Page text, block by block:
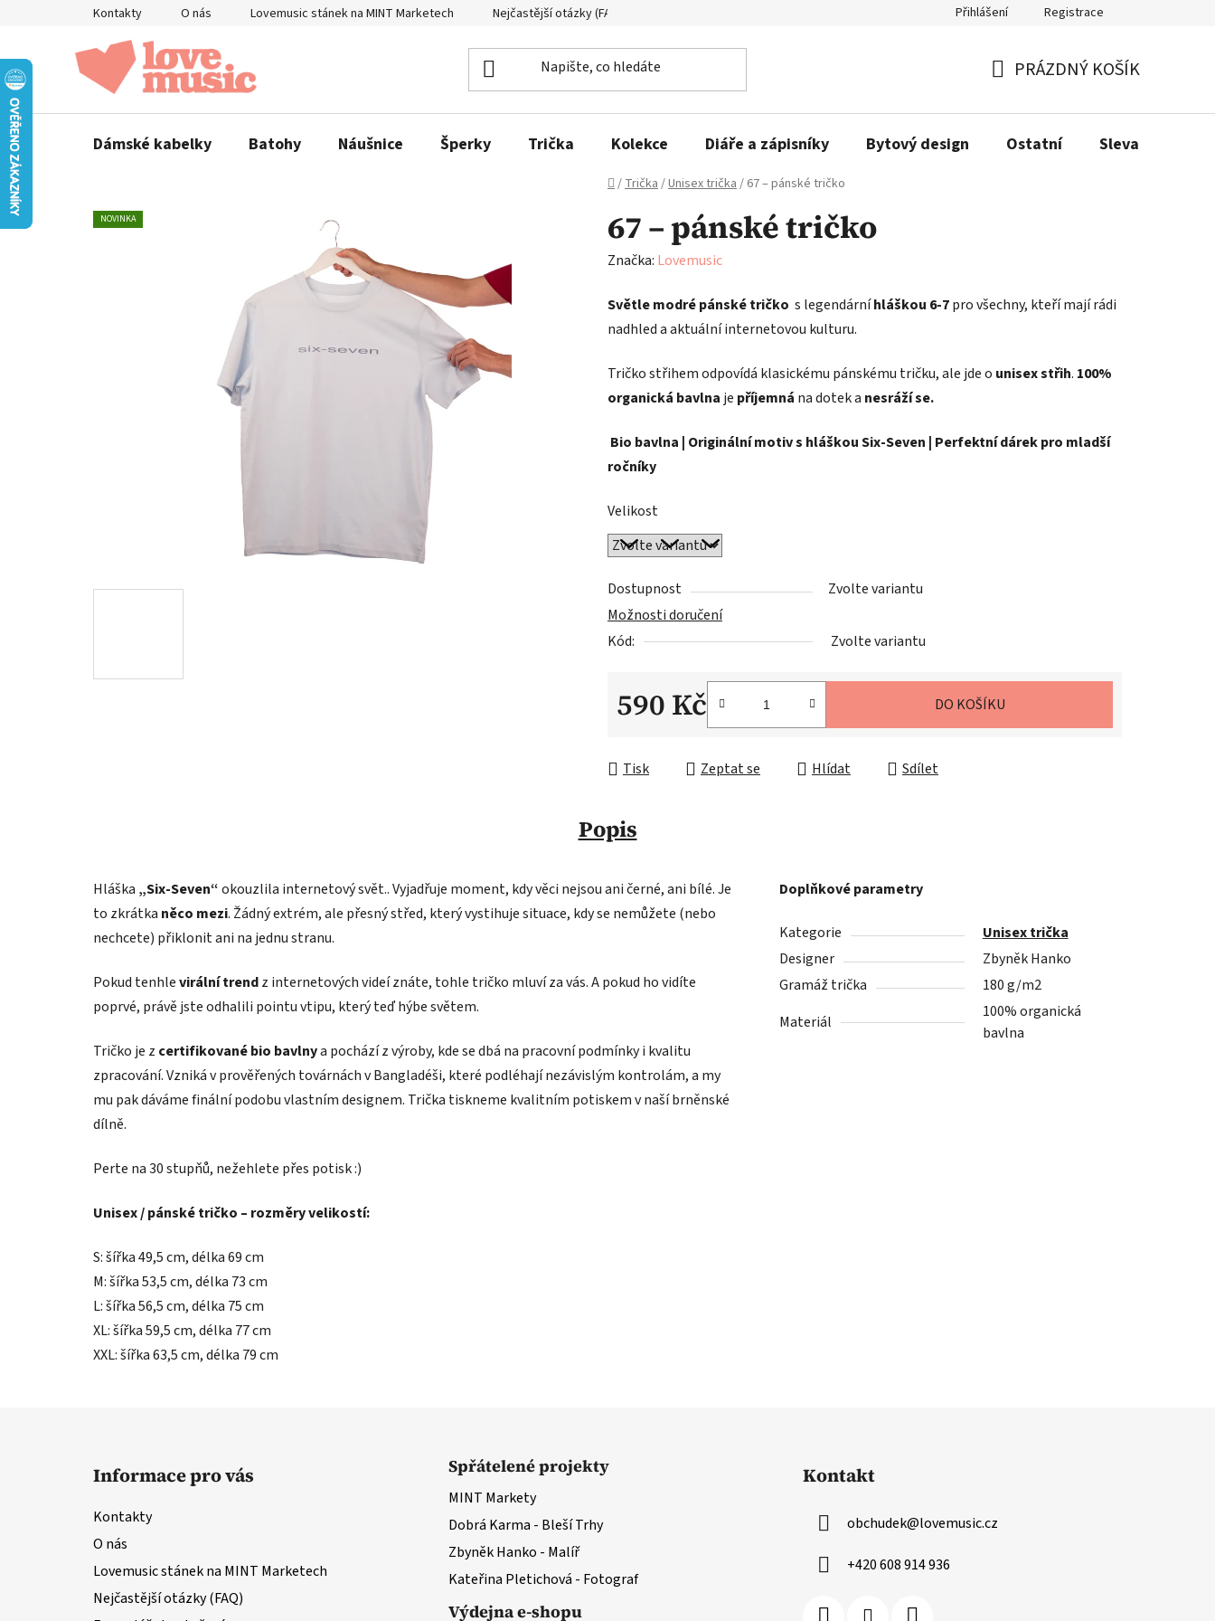
Kontakty O nás Lovemusic stánek na MINT Marketech Nejčastější otázky (FAQ) Podmínky ochrany osobních údajů
Přihlášení Registrace
KOŠÍK
PRÁZDNÝ KOŠÍK
Dámské kabelky Batohy Náušnice Šperky Trička Kolekce Diáře a zápisníky Bytový design Ostatní Sleva
Domů
/Trička/Unisex trička/ 67 – pánské tričko
67 – pánské tričko
Značka: Lovemusic
Světle modré pánské tričko s legendárníhláškou 6-7pro všechny, kteří mají rádi
nadhled a aktuální internetovou kulturu.
Tričko střihem odpovídá klasickému pánskému tričku, ale jde o unisex střih. 100%
organická bavlna je příjemná na dotek a nesráží se.
Bio bavlna | Originální motiv s hláškou Six-Seven | Perfektní dárek pro mladší
ročníky
Velikost
Dostupnost
Zvolte variantu
Možnosti doručení
Kód:
Zvolte variantu
590 Kč DO KOŠÍKU
Tisk Zeptat se Hlídat Sdílet
NOVINKA
Popis
Hláška „Six-Seven“okouzlila internetový svět.. Vyjadřuje moment, kdy věci nejsou ani černé, ani bílé. Je
to zkrátka něco mezi. Žádný extrém, ale přesný střed, který vystihuje situace, kdy se nemůžete (nebo
nechcete) přiklonit ani na jednu stranu.
Pokud tenhlevirální trendz internetových videí znáte, tohle tričko mluví za vás. A pokud ho vidíte
poprvé, právě jste odhalili pointu vtipu, který teď hýbe světem.
Tričko je z certifikované bio bavlnya pochází z výroby, kde se dbá na pracovní podmínky i kvalitu
zpracování. Vzniká v prověřených továrnách v Bangladéši, které podléhají nezávislým kontrolám, a my
mu pak dáváme finální podobu vlastním designem. Trička tiskneme kvalitním potiskem v naší brněnské
dílně.
Perte na 30 stupňů, nežehlete přes potisk :)
Unisex / pánské tričko – rozměry velikostí:
S: šířka 49,5 cm, délka 69 cm
M: šířka 53,5 cm, délka 73 cm
L: šířka 56,5 cm, délka 75 cm
XL: šířka 59,5 cm, délka 77 cm
XXL: šířka 63,5 cm, délka 79 cm
Doplňkové parametry
Kategorie
Unisex trička
Designer
Zbyněk Hanko
Gramáž trička
180 g/m2
Materiál
100% organická
bavlna
Informace pro vás
Kontakty
O nás
Lovemusic stánek na MINT Marketech
Nejčastější otázky (FAQ)
Spřátelené projekty
MINT Markety
Dobrá Karma - Bleší Trhy
Zbyněk Hanko - Malíř
Kateřina Pletichová - Fotograf
Výdejna e-shopu
Kontakt
obchudek@lovemusic.cz
+420 608 914 936